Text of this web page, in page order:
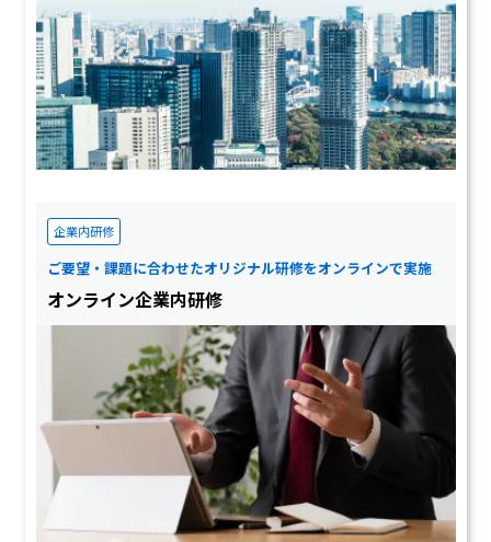
企業内研修
ご要望・課題に合わせたオリジナル研修をオンラインで実施
オンライン企業内研修